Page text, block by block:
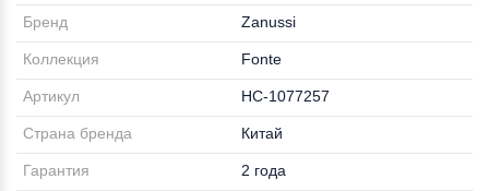
Бренд Zanussi
Коллекция Fonte
Артикул НС-1077257
Страна бренда Китай
Гарантия 2 года